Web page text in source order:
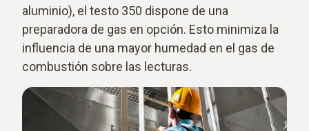
aluminio), el testo 350 dispone de una
preparadora de gas en opción. Esto minimiza la
influencia de una mayor humedad en el gas de
combustión sobre las lecturas.